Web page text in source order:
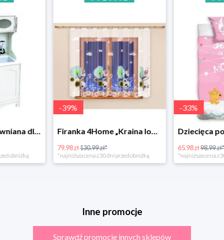
Bino Kuchnia drewniana dla dzieci Provence
obniżką
-39%
Firanka 4Home „Kraina lodu” (Frozen)
79.98 zł130.99 zł*
*najniższa cena z 30 dni przed obniżką
-33%
65.98 zł98.99 zł*
*najniższa cena z
Inne promocje
Sprawdź promocje innych sklepów